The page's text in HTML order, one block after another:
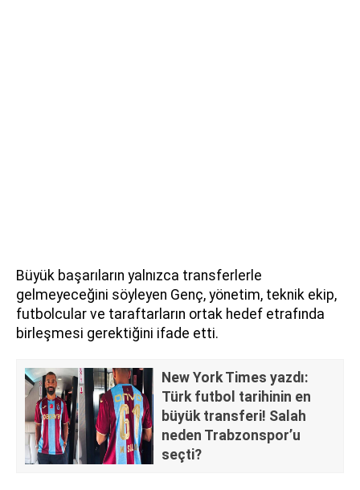
Büyük başarıların yalnızca transferlerle
gelmeyeceğini söyleyen Genç, yönetim, teknik ekip,
futbolcular ve taraftarların ortak hedef etrafında
birleşmesi gerektiğini ifade etti.
New York Times yazdı:
Türk futbol tarihinin en
büyük transferi! Salah
neden Trabzonspor’u
seçti?